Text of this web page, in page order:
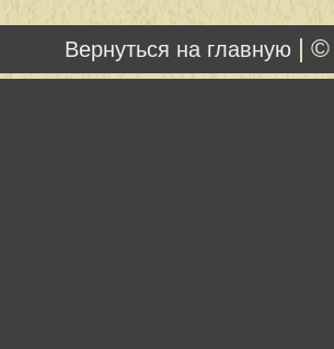
Вернуться на главную |